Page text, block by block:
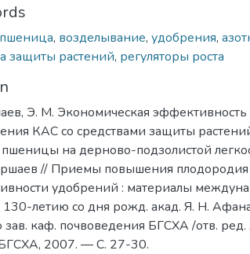
, возделывание, удобрения,
защиты растений, регуляторы роста
Э. М. Экономическая эффективность
КАС со средствами защиты
на дерново-подзолистой
// Приемы повышения плодородия
удобрений : материалы
130-летию со дня рожд. акад. Я. Н.
зав. каф. почвоведения БГСХА /отв.
2007. — С. 27-30.